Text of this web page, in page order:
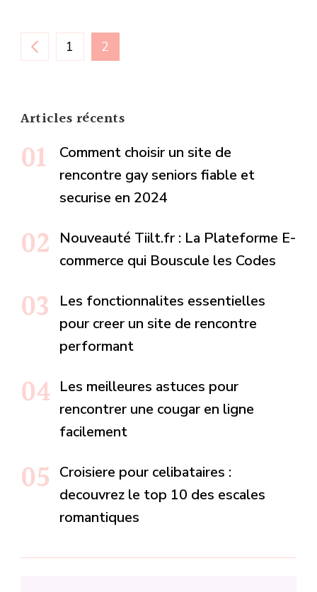
Pagination
publications
PAGE
1 PAGE
2
Articles récents
Comment choisir un site de
rencontre gay seniors fiable et
securise en 2024
Nouveauté Tiilt.fr : La Plateforme E-
commerce qui Bouscule les Codes
Les fonctionnalites essentielles
pour creer un site de rencontre
performant
Les meilleures astuces pour
rencontrer une cougar en ligne
facilement
Croisiere pour celibataires :
decouvrez le top 10 des escales
romantiques